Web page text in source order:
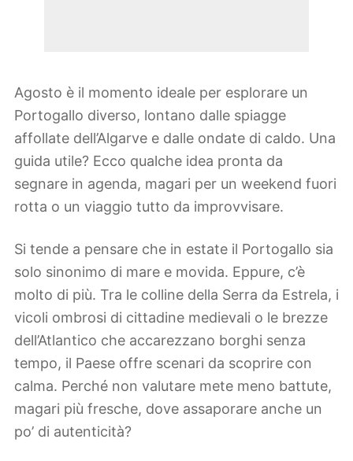
Agosto è il momento ideale per esplorare un
Portogallo diverso, lontano dalle spiagge
affollate dell’Algarve e dalle ondate di caldo. Una
guida utile? Ecco qualche idea pronta da
segnare in agenda, magari per un weekend fuori
rotta o un viaggio tutto da improvvisare.
Si tende a pensare che in estate il Portogallo sia
solo sinonimo di mare e movida. Eppure, c’è
molto di più. Tra le colline della Serra da Estrela, i
vicoli ombrosi di cittadine medievali o le brezze
dell’Atlantico che accarezzano borghi senza
tempo, il Paese offre scenari da scoprire con
calma. Perché non valutare mete meno battute,
magari più fresche, dove assaporare anche un
po’ di autenticità?